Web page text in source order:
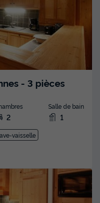
- 3 pièces
2
Salle de bain
1
vaisselle